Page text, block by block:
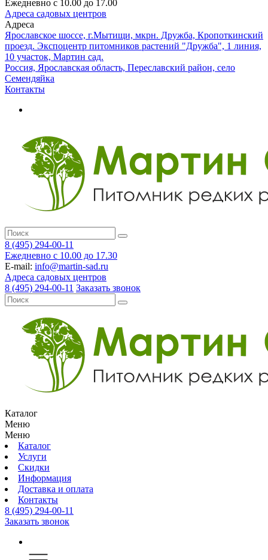
Ежедневно с 10.00 до 17.00
Адреса садовых центров
Адреса
Ярославское шоссе, г.Мытищи, мкрн. Дружба, Кропоткинский
проезд. Экспоцентр питомников растений "Дружба", 1 линия,
10 участок, Мартин сад.
Россия, Ярославская область, Переславский район, село
Семендяйка
Контакты
8 (495) 294-00-11
Ежедневно с 10.00 до 17.30
E-mail: info@martin-sad.ru
Адреса садовых центров
8 (495) 294-00-11 Заказать звонок
Каталог
Меню
Меню
Каталог
Услуги
Скидки
Информация
Доставка и оплата
Контакты
8 (495) 294-00-11
Заказать звонок